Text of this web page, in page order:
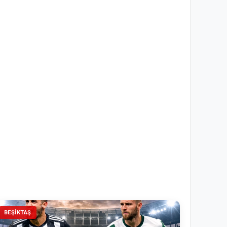
BEŞIKTAŞ